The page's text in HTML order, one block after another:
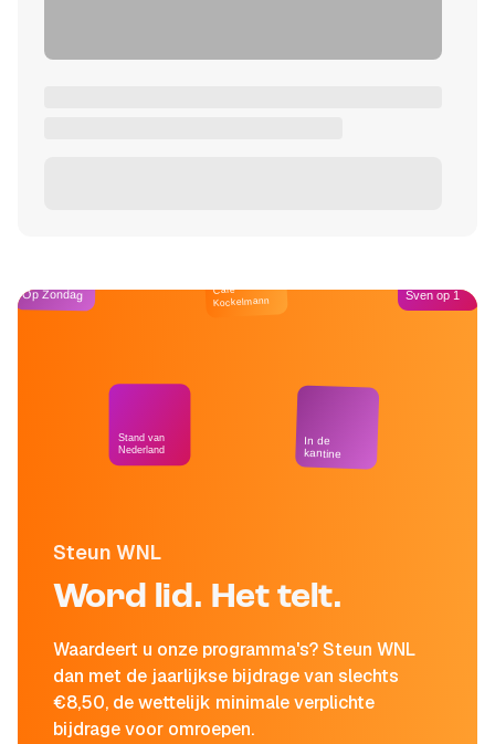
Steun WNL
Word lid. Het telt.
Waardeert u onze programma's? Steun WNL
dan met de jaarlijkse bijdrage van slechts
€8,50, de wettelijk minimale verplichte
bijdrage voor omroepen.
Op Zondag
Stand van
Nederland
Café
Kockelmann
In de
kantine
Sven op 1